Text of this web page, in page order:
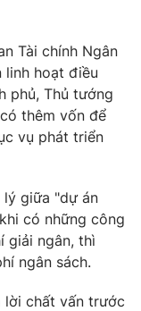
Tài chính Ngân
linh hoạt điều
phủ, Thủ tướng
thêm vốn để
vụ phát triển
lý giữa "dự án
có những công
giải ngân, thì
ngân sách.
lời chất vấn trước